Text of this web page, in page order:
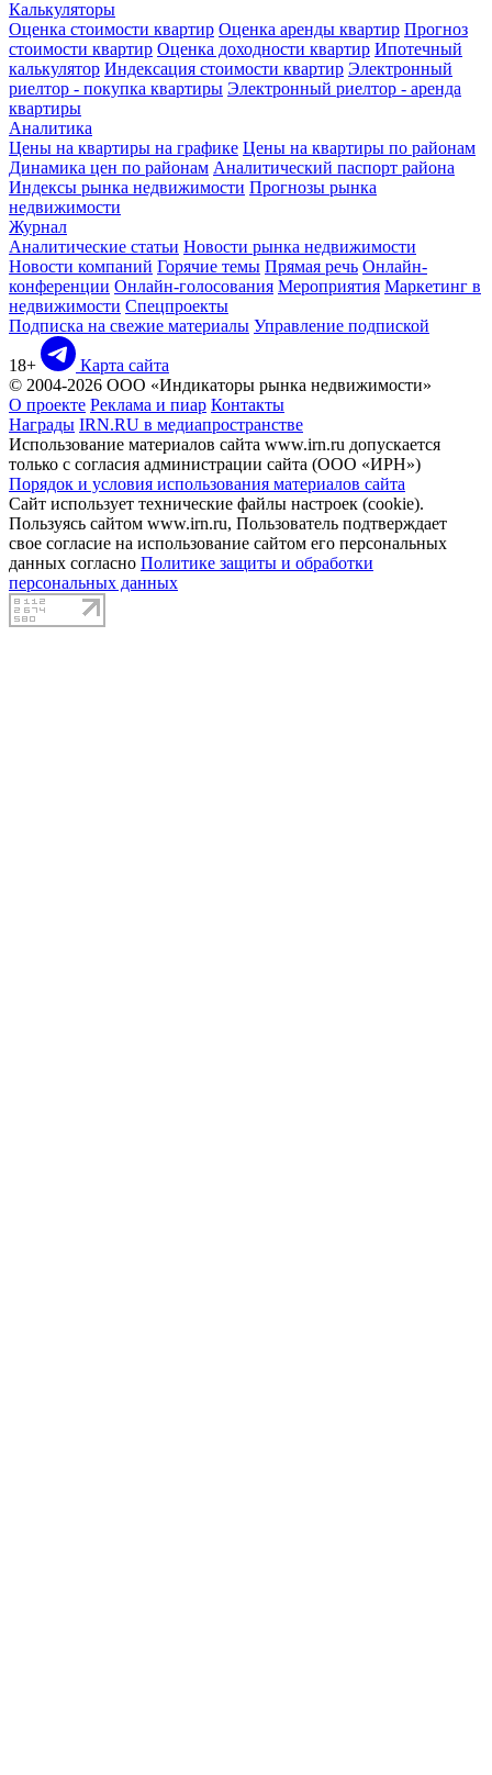
Калькуляторы
Оценка стоимости квартир Оценка аренды квартир Прогноз
стоимости квартир Оценка доходности квартир Ипотечный
калькулятор Индексация стоимости квартир Электронный
риелтор - покупка квартиры Электронный риелтор - аренда
квартиры
Аналитика
Цены на квартиры на графике Цены на квартиры по районам
Динамика цен по районам Аналитический паспорт района
Индексы рынка недвижимости Прогнозы рынка
недвижимости
Журнал
Аналитические статьи Новости рынка недвижимости
Новости компаний Горячие темы Прямая речь Онлайн-
конференции Онлайн-голосования Мероприятия Маркетинг в
недвижимости Спецпроекты
Подписка на свежие материалы Управление подпиской
18+
Карта сайта
© 2004-2026 ООО «Индикаторы рынка недвижимости»
О проекте Реклама и пиар Контакты
Награды IRN.RU в медиапространстве
Использование материалов сайта www.irn.ru допускается
только с согласия администрации сайта (ООО «ИРН»)
Порядок и условия использования материалов сайта
Сайт использует технические файлы настроек (cookie).
Пользуясь сайтом www.irn.ru, Пользователь подтверждает
свое согласие на использование сайтом его персональных
данных согласно Политике защиты и обработки
персональных данных